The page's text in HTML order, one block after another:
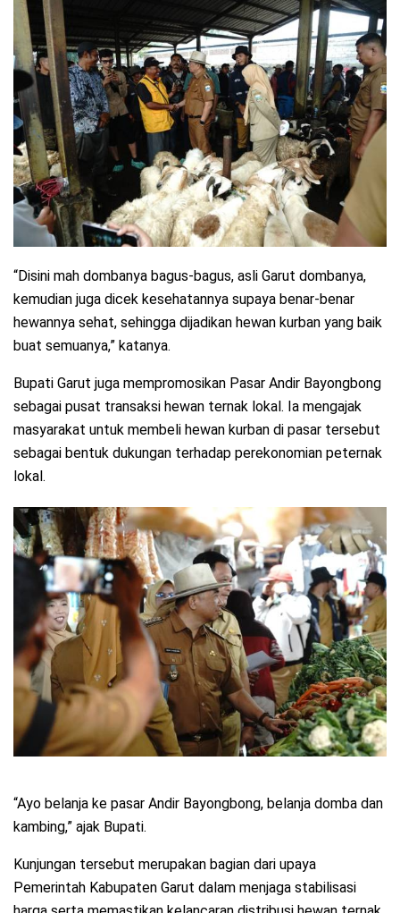
“Disini mah dombanya bagus-bagus, asli Garut dombanya,
kemudian juga dicek kesehatannya supaya benar-benar
hewannya sehat, sehingga dijadikan hewan kurban yang baik
buat semuanya,” katanya.
Bupati Garut juga mempromosikan Pasar Andir Bayongbong
sebagai pusat transaksi hewan ternak lokal. Ia mengajak
masyarakat untuk membeli hewan kurban di pasar tersebut
sebagai bentuk dukungan terhadap perekonomian peternak
lokal.
“Ayo belanja ke pasar Andir Bayongbong, belanja domba dan
kambing,” ajak Bupati.
Kunjungan tersebut merupakan bagian dari upaya
Pemerintah Kabupaten Garut dalam menjaga stabilisasi